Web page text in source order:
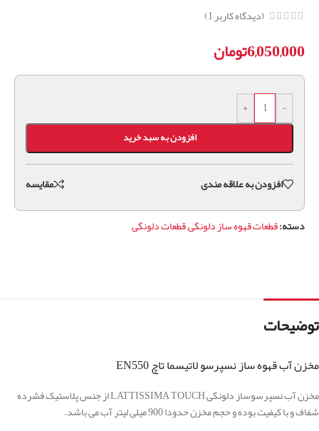
(دیدگاه کاربر1
)
6,050,000تومان
-
+
افزودن به سبد خرید
افزودن به علاقه مندی مقايسه
دسته:قطعات قهوه ساز دلونگی,قطعات دلونگی
توضیحات
مخزن آب قهوه ساز نسپرسو لاتیسما تاچ EN550
مخزن آب نسپرسوساز دلونگی LATTISSIMA TOUCH از جنس پلاستیک فشرده
شفاف و با کیفیت بوده و حجم مخزن حدودا 900 میلی لیتر آب می باشد.